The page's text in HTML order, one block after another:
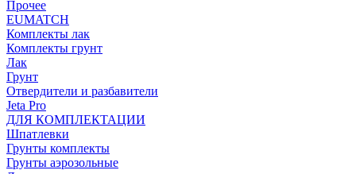
Прочее
EUMATCH
Комплекты лак
Комплекты грунт
Лак
Грунт
Отвердители и разбавители
Jeta Pro
ДЛЯ КОМПЛЕКТАЦИИ
Шпатлевки
Грунты комплекты
Грунты аэрозольные